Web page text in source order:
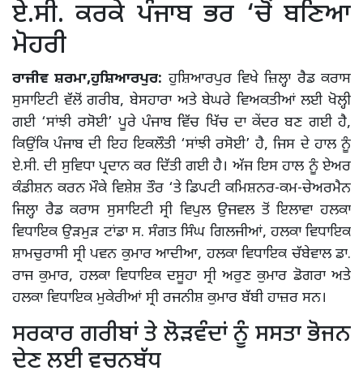
ਏ.ਸੀ. ਕਰਕੇ ਪੰਜਾਬ ਭਰ ‘ਚੋਂ ਬਣਿਆ
ਮੋਹਰੀ
ਰਾਜੀਵ ਸ਼ਰਮਾ,ਹੁਸ਼ਿਆਰਪੁਰ: ਹੁਸ਼ਿਆਰਪੁਰ ਵਿਖੇ ਜ਼ਿਲ੍ਹਾ ਰੈਡ ਕਰਾਸ
ਸੁਸਾਇਟੀ ਵੱਲੋਂ ਗਰੀਬ, ਬੇਸਹਾਰਾ ਅਤੇ ਬੇਘਰੇ ਵਿਅਕਤੀਆਂ ਲਈ ਖੋਲ੍ਹੀ
ਗਈ ‘ਸਾਂਝੀ ਰਸੋਈ’ ਪੂਰੇ ਪੰਜਾਬ ਵਿੱਚ ਖਿੱਚ ਦਾ ਕੇਂਦਰ ਬਣ ਗਈ ਹੈ,
ਕਿਉਂਕਿ ਪੰਜਾਬ ਦੀ ਇਹ ਇਕਲੌਤੀ ‘ਸਾਂਝੀ ਰਸੋਈ’ ਹੈ, ਜਿਸ ਦੇ ਹਾਲ ਨੂੰ
ਏ.ਸੀ. ਦੀ ਸੁਵਿਧਾ ਪ੍ਰਦਾਨ ਕਰ ਦਿੱਤੀ ਗਈ ਹੈ। ਅੱਜ ਇਸ ਹਾਲ ਨੂੰ ਏਅਰ
ਕੰਡੀਸ਼ਨ ਕਰਨ ਮੌਕੇ ਵਿਸ਼ੇਸ਼ ਤੌਰ ‘ਤੇ ਡਿਪਟੀ ਕਮਿਸ਼ਨਰ-ਕਮ-ਚੇਅਰਮੈਨ
ਜਿਲ੍ਹਾ ਰੈਡ ਕਰਾਸ ਸੁਸਾਇਟੀ ਸ੍ਰੀ ਵਿਪੁਲ ਉਜਵਲ ਤੋਂ ਇਲਾਵਾ ਹਲਕਾ
ਵਿਧਾਇਕ ਉੜਮੁੜ ਟਾਂਡਾ ਸ. ਸੰਗਤ ਸਿੰਘ ਗਿਲਜੀਆਂ, ਹਲਕਾ ਵਿਧਾਇਕ
ਸ਼ਾਮਚੁਰਾਸੀ ਸ੍ਰੀ ਪਵਨ ਕੁਮਾਰ ਆਦੀਆ, ਹਲਕਾ ਵਿਧਾਇਕ ਚੱਬੇਵਾਲ ਡਾ.
ਰਾਜ ਕੁਮਾਰ, ਹਲਕਾ ਵਿਧਾਇਕ ਦਸੂਹਾ ਸ੍ਰੀ ਅਰੁਣ ਕੁਮਾਰ ਡੋਗਰਾ ਅਤੇ
ਹਲਕਾ ਵਿਧਾਇਕ ਮੁਕੇਰੀਆਂ ਸ੍ਰੀ ਰਜਨੀਸ਼ ਕੁਮਾਰ ਬੱਬੀ ਹਾਜ਼ਰ ਸਨ।
ਸਰਕਾਰ ਗਰੀਬਾਂ ਤੇ ਲੋੜਵੰਦਾਂ ਨੂੰ ਸਸਤਾ ਭੋਜਨ
ਦੇਣ ਲਈ ਵਚਨਬੱਧ